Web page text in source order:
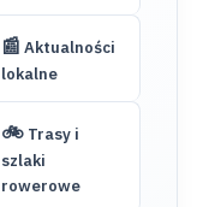
📰 Aktualności
lokalne
🚲Trasy i
szlaki
rowerowe